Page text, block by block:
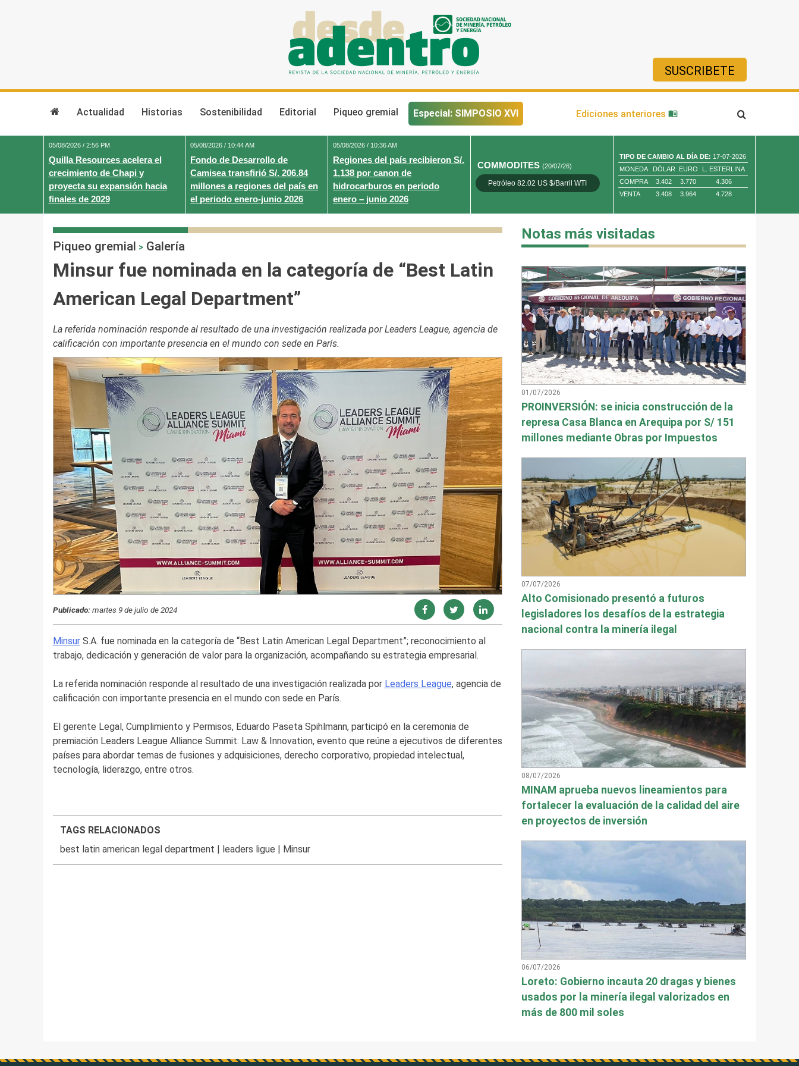
SUSCRIBETE
Actualidad Historias Sostenibilidad Editorial Piqueo gremial Especial: SIMPOSIO XVI Ediciones anteriores
05/08/2026 / 2:56 PM
Quilla Resources acelera el
crecimiento de Chapi y
proyecta su expansión hacia
finales de 2029
05/08/2026 / 10:44 AM
Fondo de Desarrollo de
Camisea transfirió S/. 206.84
millones a regiones del país en
el periodo enero-junio 2026
05/08/2026 / 10:36 AM
Regiones del país recibieron S/.
1,138 por canon de
hidrocarburos en periodo
enero – junio 2026
COMMODITES(20/07/26)
Petróleo 82.02 US $/Barril WTI Oro 4,010.80 US $/ Oz. Tr.
TIPO DE CAMBIO AL DÍA DE: 17-07-2026
MONEDA
DÓLAR EURO
L. ESTERLINA
COMPRA
3.402 3.770
4.306
VENTA
3.408 3.964 4.728
Piqueo gremial > Galería
Minsur fue nominada en la categoría de “Best Latin
American Legal Department”
La referida nominación responde al resultado de una investigación realizada por Leaders League, agencia de
calificación con importante presencia en el mundo con sede en París.
Publicado:martes 9 de julio de 2024
MinsurS.A. fue nominada en la categoría de “Best Latin American Legal Department”; reconocimiento al
trabajo, dedicación y generación de valor para la organización, acompañando su estrategia empresarial.
La referida nominación responde al resultado de una investigación realizada por Leaders League, agencia de
calificación con importante presencia en el mundo con sede en París.
El gerente Legal, Cumplimiento y Permisos, Eduardo Paseta Spihlmann, participó en la ceremonia de
premiación Leaders League Alliance Summit: Law & Innovation, evento que reúne a ejecutivos de diferentes
países para abordar temas de fusiones y adquisiciones, derecho corporativo, propiedad intelectual,
tecnología, liderazgo, entre otros.
TAGS RELACIONADOS
best latin american legal department | leaders ligue | Minsur
Notas más visitadas
01/07/2026
PROINVERSIÓN: se inicia construcción de la
represa Casa Blanca en Arequipa por S/ 151
millones mediante Obras por Impuestos
07/07/2026
Alto Comisionado presentó a futuros
legisladores los desafíos de la estrategia
nacional contra la minería ilegal
08/07/2026
MINAM aprueba nuevos lineamientos para
fortalecer la evaluación de la calidad del aire
en proyectos de inversión
06/07/2026
Loreto: Gobierno incauta 20 dragas y bienes
usados por la minería ilegal valorizados en
más de 800 mil soles